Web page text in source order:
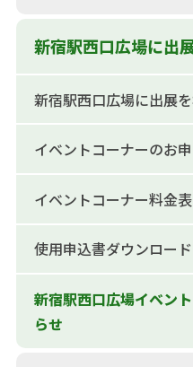
新宿駅西口広場に出
新宿駅西口広場に出展
イベントコーナーのお
イベントコーナー料金表
使用申込書ダウンロード
新宿駅西口広場イベン
らせ